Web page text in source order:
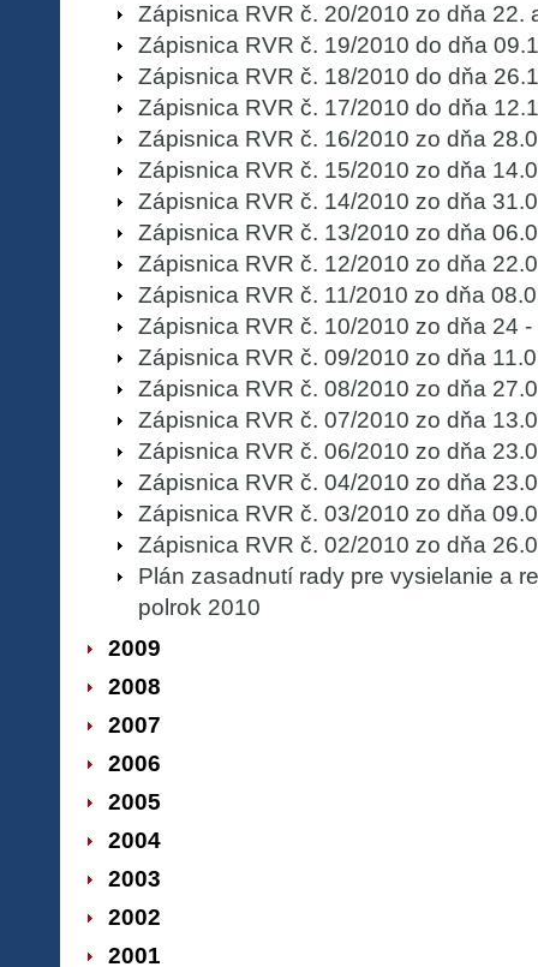
Zápisnica RVR č. 20/2010 zo dňa 22.
Zápisnica RVR č. 19/2010 do dňa
Zápisnica RVR č. 18/2010 do dňa
Zápisnica RVR č. 17/2010 do dňa
Zápisnica RVR č. 16/2010 zo dňa
Zápisnica RVR č. 15/2010 zo dňa
Zápisnica RVR č. 14/2010 zo dňa
Zápisnica RVR č. 13/2010 zo dňa
Zápisnica RVR č. 12/2010 zo dňa
Zápisnica RVR č. 11/2010 zo dňa
Zápisnica RVR č. 10/2010 zo dňa 24
Zápisnica RVR č. 09/2010 zo dňa
Zápisnica RVR č. 08/2010 zo dňa
Zápisnica RVR č. 07/2010 zo dňa
Zápisnica RVR č. 06/2010 zo dňa
Zápisnica RVR č. 04/2010 zo dňa
Zápisnica RVR č. 03/2010 zo dňa
Zápisnica RVR č. 02/2010 zo dňa
Plán zasadnutí rady pre vysielanie a
polrok 2010
2009
2008
2007
2006
2005
2004
2003
2002
2001